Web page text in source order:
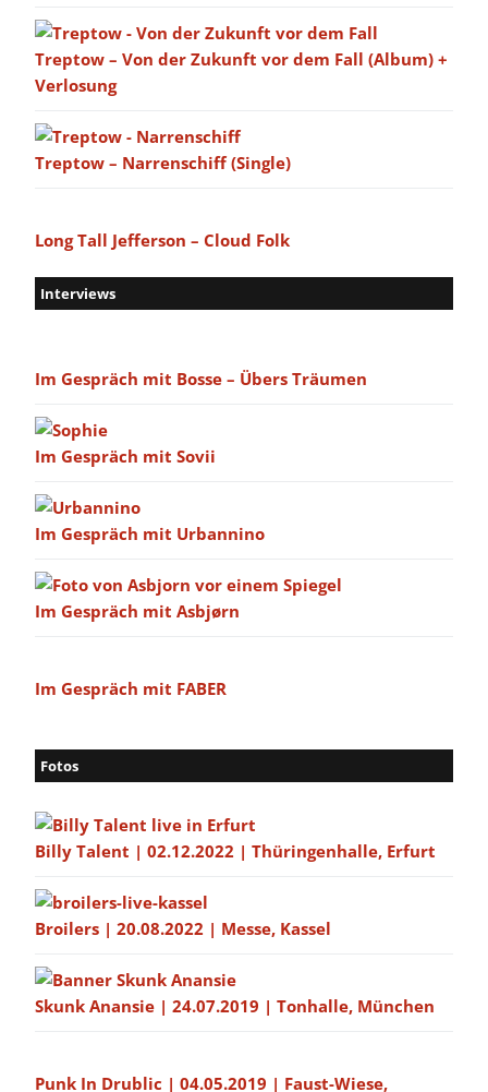
Treptow – Von der Zukunft vor dem Fall (Album) +
Verlosung
Treptow – Narrenschiff (Single)
Long Tall Jefferson – Cloud Folk
Interviews
Im Gespräch mit Bosse – Übers Träumen
Im Gespräch mit Sovii
Im Gespräch mit Urbannino
Im Gespräch mit Asbjørn
Im Gespräch mit FABER
Fotos
Billy Talent | 02.12.2022 | Thüringenhalle, Erfurt
Broilers | 20.08.2022 | Messe, Kassel
Skunk Anansie | 24.07.2019 | Tonhalle, München
Punk In Drublic | 04.05.2019 | Faust-Wiese,